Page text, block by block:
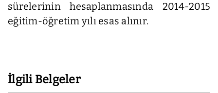
sürelerinin hesaplanmasında 2014-2015
eğitim-öğretim yılı esas alınır.
İlgili Belgeler